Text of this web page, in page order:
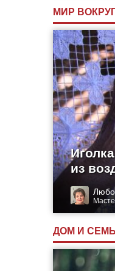
МИР
из
ДОМ И